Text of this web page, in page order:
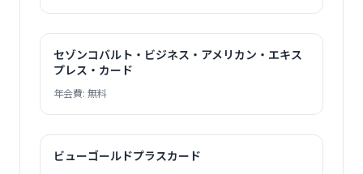
セゾンコバルト・ビジネス・アメリカン・エキス
プレス・カード
年会費: 無料
ビューゴールドプラスカード